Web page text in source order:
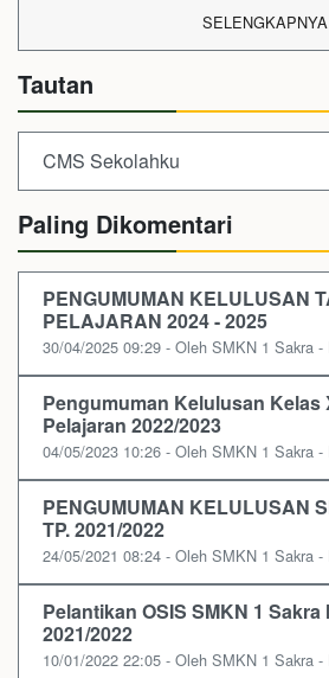
SELENGKAPNYA
Tautan
CMS Sekolahku
Paling Dikomentari
PENGUMUMAN KELULUSAN
PELAJARAN 2024 - 2025
30/04/2025 09:29 - Oleh SMKN 1 Sakra -
Pengumuman Kelulusan Kelas
Pelajaran 2022/2023
04/05/2023 10:26 - Oleh SMKN 1 Sakra -
PENGUMUMAN KELULUSAN
TP. 2021/2022
24/05/2021 08:24 - Oleh SMKN 1 Sakra -
Pelantikan OSIS SMKN 1 Sakra
2021/2022
10/01/2022 22:05 - Oleh SMKN 1 Sakra -